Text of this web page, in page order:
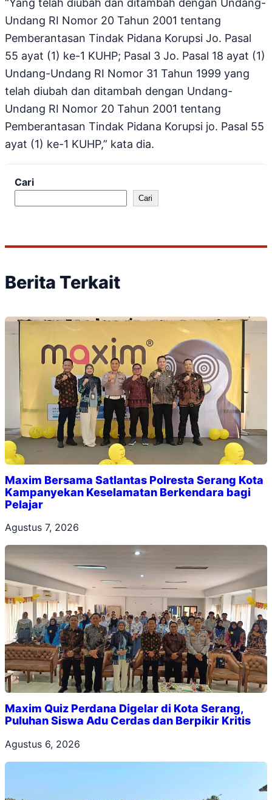
“Yang telah diubah dan ditambah dengan Undang-
Undang RI Nomor 20 Tahun 2001 tentang
Pemberantasan Tindak Pidana Korupsi Jo. Pasal
55 ayat (1) ke-1 KUHP; Pasal 3 Jo. Pasal 18 ayat (1)
Undang-Undang RI Nomor 31 Tahun 1999 yang
telah diubah dan ditambah dengan Undang-
Undang RI Nomor 20 Tahun 2001 tentang
Pemberantasan Tindak Pidana Korupsi jo. Pasal 55
ayat (1) ke-1 KUHP,” kata dia.
Cari
Cari
Berita Terkait
Maxim Bersama Satlantas Polresta Serang Kota
Kampanyekan Keselamatan Berkendara bagi
Pelajar
Agustus 7, 2026
Maxim Quiz Perdana Digelar di Kota Serang,
Puluhan Siswa Adu Cerdas dan Berpikir Kritis
Agustus 6, 2026